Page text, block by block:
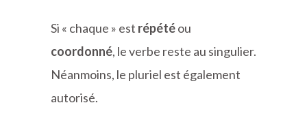
Si « chaque » est répétéou
coordonné, le verbe reste au singulier.
Néanmoins, le pluriel est également
autorisé.